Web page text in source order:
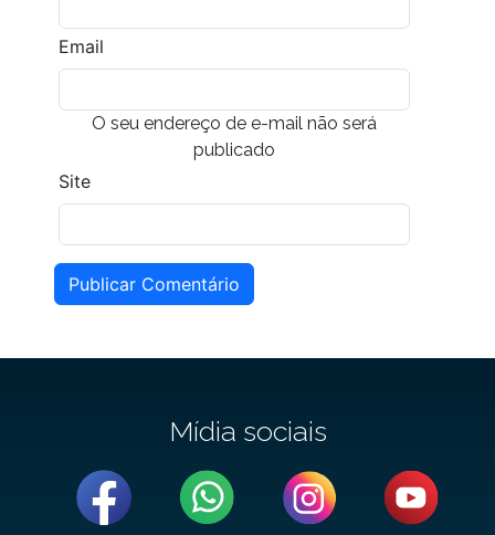
Email
O seu endereço de e-mail não será
publicado
Site
Publicar Comentário
Mídia sociais